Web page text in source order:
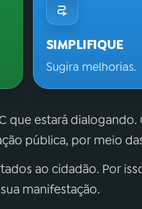
SIMPLIFIQUE
Sugira melhorias.
que estará dialogando.
pública, por meio
ao cidadão. Por
manifestação.